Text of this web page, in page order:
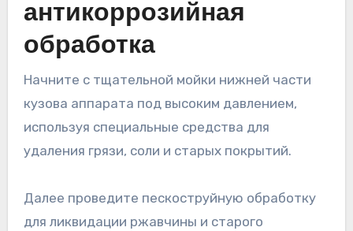
антикоррозийная
обработка
Начните с тщательной мойки нижней части
кузова аппарата под высоким давлением,
используя специальные средства для
удаления грязи, соли и старых покрытий.
Далее проведите пескоструйную обработку
для ликвидации ржавчины и старого